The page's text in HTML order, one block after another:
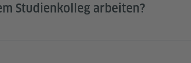
Studienkolleg arbeiten?